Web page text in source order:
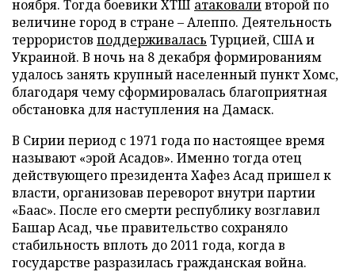
ноября. Тогда боевики ХТШ атаковаливторой по
величине город в стране – Алеппо. Деятельность
террористов поддерживалась Турцией, США и
Украиной. В ночь на 8 декабря формированиям
удалось занять крупный населенный пункт Хомс,
благодаря чему сформировалась благоприятная
обстановка для наступления на Дамаск.
В Сирии период с 1971 года по настоящее время
называют «эрой Асадов». Именно тогда отец
действующего президента Хафез Асад пришел к
власти, организовав переворот внутри партии
«Баас». После его смерти республику возглавил
Башар Асад, чье правительство сохраняло
стабильность вплоть до 2011 года, когда в
государстве разразилась гражданская война.